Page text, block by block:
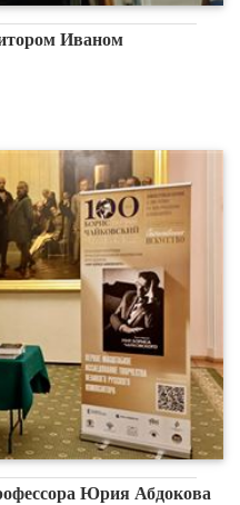
Иваном
Юрия Абдокова